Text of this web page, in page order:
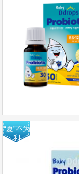
“夏”不为
利